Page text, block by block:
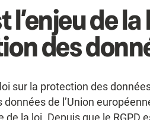
l’enjeu de
des
sur la protection des
de l’Union